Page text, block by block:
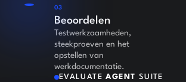
03
Beoordelen
Testwerkzaamheden,
steekproeven en het
opstellen van
werkdocumentatie.
EVALUATEAGENT SUITE